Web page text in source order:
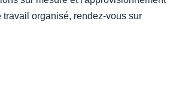
travail organisé, rendez-vous sur